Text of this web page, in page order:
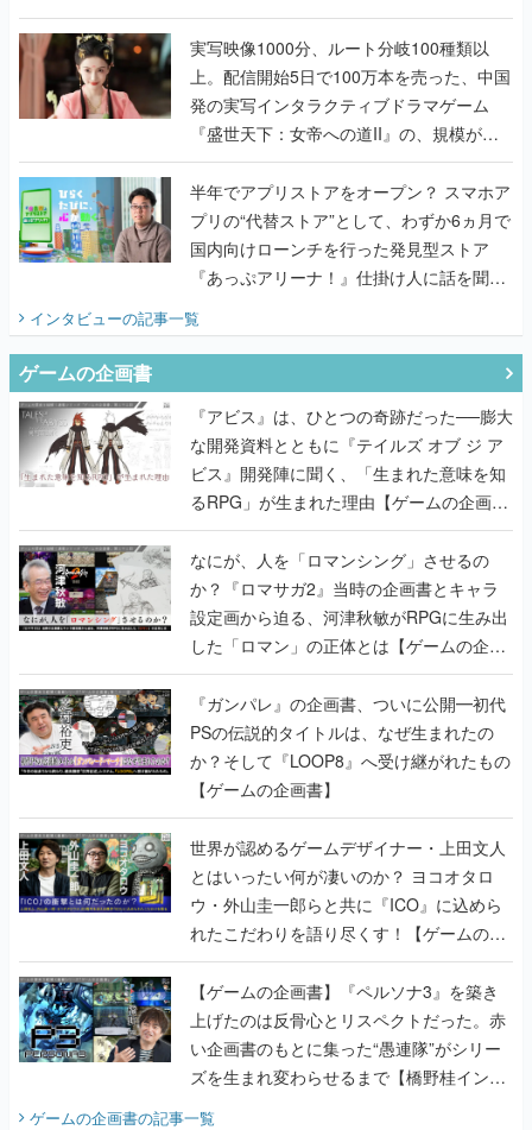
『TATSUJIN EXTREME』で初タッグを組
んだレジェンド2人に訊く開発秘話
実写映像1000分、ルート分岐100種類以
上。配信開始5日で100万本を売った、中国
発の実写インタラクティブドラマゲーム
『盛世天下：女帝への道II』の、規模が違
うこだわりをプロデューサーに聞いた
半年でアプリストアをオープン？ スマホア
プリの“代替ストア”として、わずか6ヵ月で
国内向けローンチを行った発見型ストア
『あっぷアリーナ！』仕掛け人に話を聞い
インタビューの記事一覧
ゲームの企画書
『アビス』は、ひとつの奇跡だった──膨大
な開発資料とともに『テイルズ オブ ジ ア
ビス』開発陣に聞く、「生まれた意味を知
るRPG」が生まれた理由【ゲームの企画
書】
なにが、人を「ロマンシング」させるの
か？『ロマサガ2』当時の企画書とキャラ
設定画から迫る、河津秋敏がRPGに生み出
した「ロマン」の正体とは【ゲームの企画
書】
『ガンパレ』の企画書、ついに公開━初代
PSの伝説的タイトルは、なぜ生まれたの
か？そして『LOOP8』へ受け継がれたもの
【ゲームの企画書】
世界が認めるゲームデザイナー・上田文人
とはいったい何が凄いのか？ ヨコオタロ
ウ・外山圭一郎らと共に『ICO』に込めら
れたこだわりを語り尽くす！【ゲームの企
画書】
【ゲームの企画書】『ペルソナ3』を築き
上げたのは反骨心とリスペクトだった。赤
い企画書のもとに集った“愚連隊”がシリー
ズを生まれ変わらせるまで【橋野桂インタ
ゲームの企画書の記事一覧